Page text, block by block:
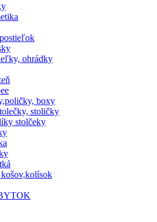
ohrádky
boxy
stoličky
stolčeky